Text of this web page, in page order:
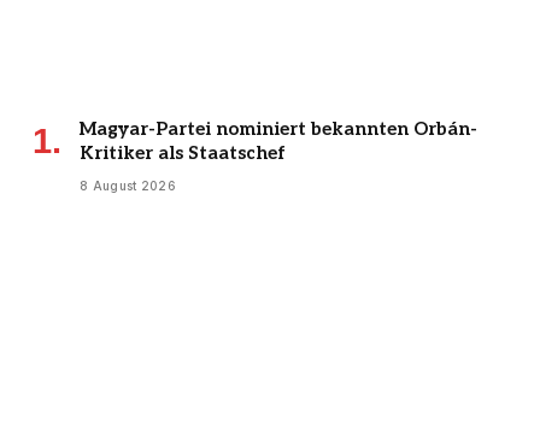
Magyar-Partei nominiert bekannten Orbán-
Kritiker als Staatschef
8 August 2026